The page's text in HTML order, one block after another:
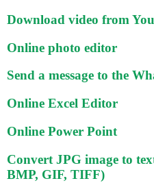
Download video from
Online photo editor
Send a message to the
Online Excel Editor
Online Power Point
Convert JPG image to
BMP, GIF, TIFF)